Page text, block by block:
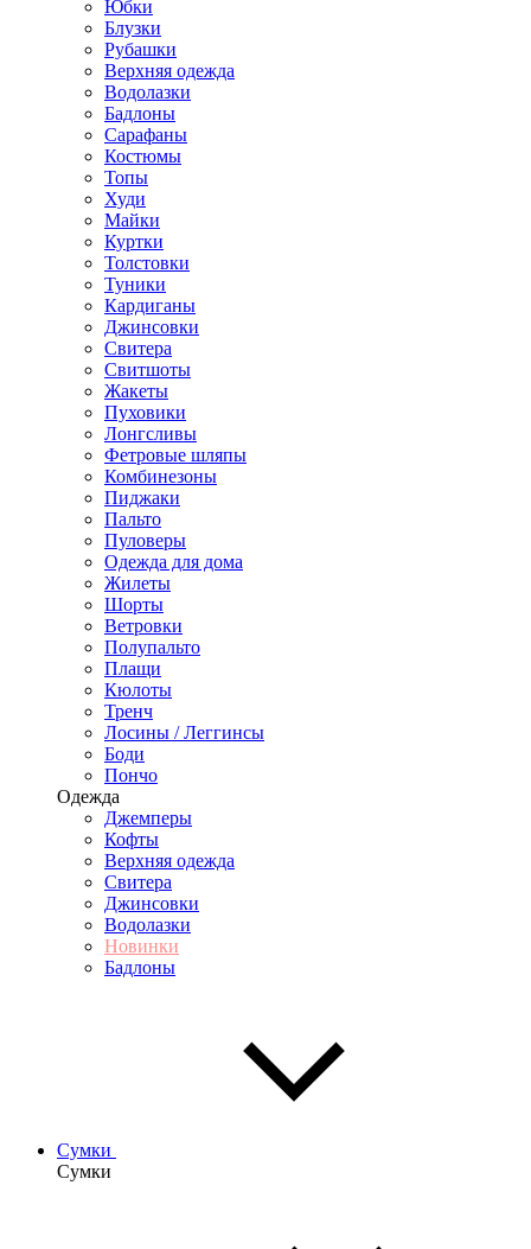
Юбки
Блузки
Рубашки
Верхняя одежда
Водолазки
Бадлоны
Сарафаны
Костюмы
Топы
Худи
Майки
Куртки
Толстовки
Туники
Кардиганы
Джинсовки
Свитера
Свитшоты
Жакеты
Пуховики
Лонгсливы
Фетровые шляпы
Комбинезоны
Пиджаки
Пальто
Пуловеры
Одежда для дома
Жилеты
Шорты
Ветровки
Полупальто
Плащи
Кюлоты
Тренч
Лосины / Леггинсы
Боди
Пончо
Одежда
Джемперы
Кофты
Верхняя одежда
Свитера
Джинсовки
Водолазки
Новинки
Бадлоны
Сумки
Сумки